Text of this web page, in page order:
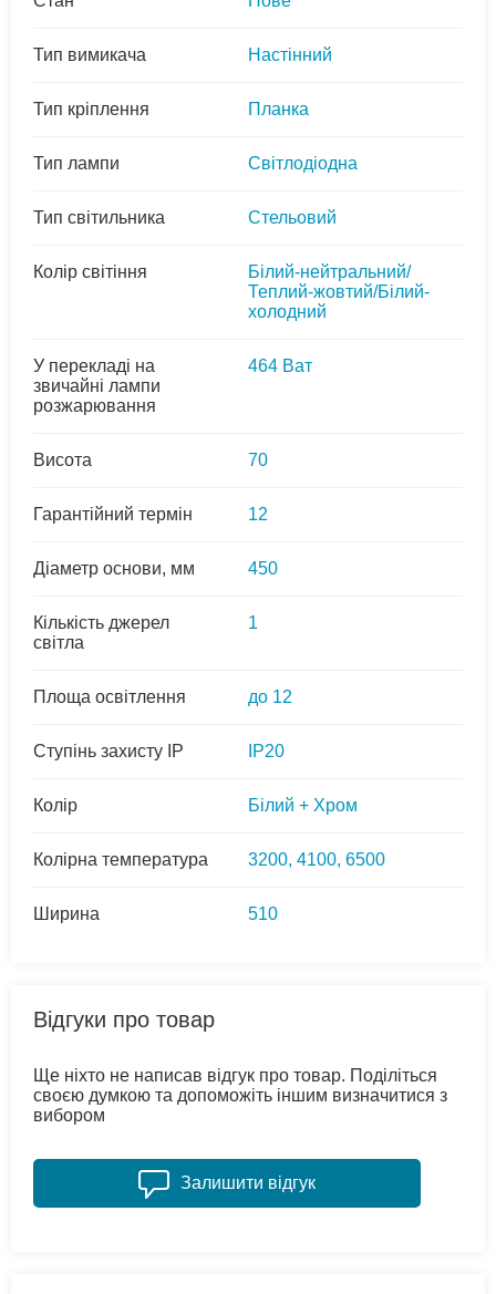
Тип вимикача Настінний
Тип кріплення Планка
Тип лампи Світлодіодна
Тип світильника Стельовий
Колір світіння
Білий-нейтральний/
Теплий-жовтий/Білий-
холодний
У перекладі на
звичайні лампи
розжарювання
464 Ват
Висота 70
Гарантійний термін 12
Діаметр основи, мм 450
Кількість джерел
світла
1
Площа освітлення до 12
Ступінь захисту IP IP20
Колір Білий + Хром
Колірна температура 3200, 4100, 6500
Ширина 510
Відгуки про товар
Ще ніхто не написав відгук про товар. Поділіться
своєю думкою та допоможіть іншим визначитися з
вибором
Залишити відгук